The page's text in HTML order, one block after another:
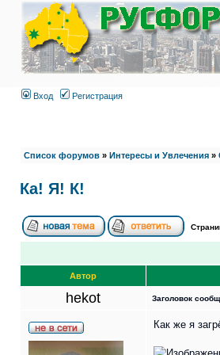
Вход Регистрация
Список форумов » Интересы и Увлечения »
Ка! Я! К!
Автор
hekot Заголовок
Как же я